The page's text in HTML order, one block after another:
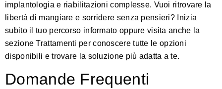
implantologia e riabilitazioni complesse. Vuoi ritrovare la
libertà di mangiare e sorridere senza pensieri? Inizia
subito il tuo percorso informato oppure visita anche la
sezioneTrattamenti per conoscere tutte le opzioni
disponibili e trovare la soluzione più adatta a te.
Domande Frequenti